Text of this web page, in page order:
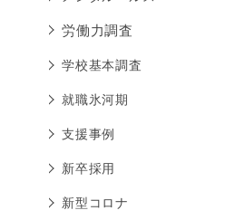
労働力調査
学校基本調査
就職氷河期
支援事例
新卒採用
新型コロナ